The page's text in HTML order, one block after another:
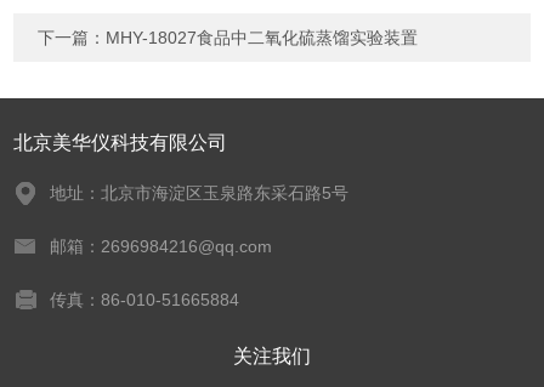
下一篇： MHY-18027食品中二氧化硫蒸馏实验装置
北京美华仪科技有限公司
地址：北京市海淀区玉泉路东采石路5号
邮箱：2696984216@qq.com
传真：86-010-51665884
关注我们